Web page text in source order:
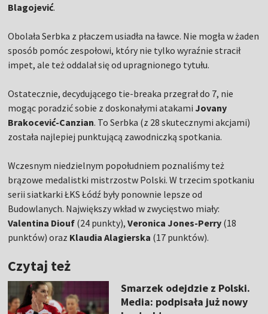
Blagojević.
Obolała Serbka z płaczem usiadła na ławce. Nie mogła w żaden
sposób pomóc zespołowi, który nie tylko wyraźnie stracił
impet, ale też oddalał się od upragnionego tytułu.
Ostatecznie, decydującego tie-breaka przegrał do 7, nie
mogąc poradzić sobie z doskonałymi atakami Jovany
Brakocević-Canzian. To Serbka (z 28 skutecznymi akcjami)
została najlepiej punktującą zawodniczką spotkania.
Wczesnym niedzielnym popołudniem poznaliśmy też
brązowe medalistki mistrzostw Polski. W trzecim spotkaniu
serii siatkarki ŁKS Łódź były ponownie lepsze od
Budowlanych. Największy wkład w zwycięstwo miały:
Valentina Diouf (24 punkty),Veronica Jones-Perry (18
punktów) oraz Klaudia Alagierska (17 punktów).
Czytaj też
Smarzek odejdzie z Polski.
Media: podpisała już nowy